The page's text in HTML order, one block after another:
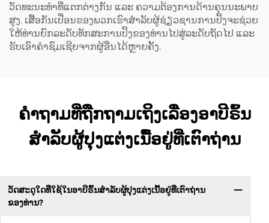
ວັດທະນະທຳທີ່ແຕກຕ່າງກັນ ແລະ ຄວາມຕ້ອງການດ້ານຄຸນນະພາບ
ສູງ. ເສື້ອກັນເປື່ອນຂອງພວກເຮົາສຳລັບຜູ້ຊ່ຽວຊານການປິ້ງຈະຊ່ວຍ
ໃຫ້ທ່ານຍົກລະດັບທັກສະການປິ້ງຂອງທ່ານໄປສູ່ລະດັບຖັດໄປ ແລະ
ຮັບເອົາຄຳຊົມເຊີຍຈາກຜູ້ອື່ນໄດ້ຫຼາຍຄັ້ງ.
ຄຳຖາມທີ່ຖືກຖາມເຖິງເລື່ອງອາບີຣົ້ນ
ສຳລັບຜູ້ປຸງແຕ່ງເນື້ອຢູ່ທີ່ເຕົາຖ່ານ
ວັດສະດຸໃດທີ່ໃຊ້ໃນອາບີຣົ້ນສຳລັບຜູ້ປຸງແຕ່ງເນື້ອຢູ່ທີ່ເຕົາຖ່ານ
ຂອງທ່ານ?